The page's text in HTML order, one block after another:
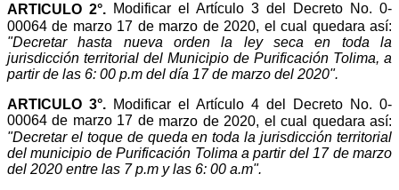
ARTICULO 2°. Modificar el Artículo 3 del Decreto No. 0-
00064 de marzo 17 de marzo de 2020, el cual quedara así:
"Decretar hasta nueva orden la ley seca en toda la
jurisdicción territorial del Municipio de Purificación Tolima, a
partir de las 6: 00 p.m del día 17 de marzo del 2020".
ARTICULO 3°. Modificar el Artículo 4 del Decreto No. 0-
00064 de marzo 17 de marzo de 2020, el cual quedara así:
"Decretar el toque de queda en toda la jurisdicción territorial
del municipio de Purificación Tolima a partir del 17 de marzo
del 2020 entre las 7 p.m y las 6: 00 a.m".